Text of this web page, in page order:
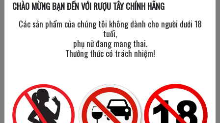
CHÀO MỪNG BẠN ĐẾN VỚI RƯỢU TÂY CHÍNH HÃNG
Các sản phẩm của chúng tôi không dành cho người dưới 18
tuổi,
phụ nữ đang mang thai.
Thưởng thức có trách nhiệm!